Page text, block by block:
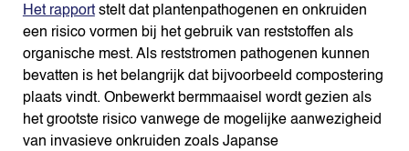
Het rapportstelt dat plantenpathogenen en onkruiden
een risico vormen bij het gebruik van reststoffen als
organische mest. Als reststromen pathogenen kunnen
bevatten is het belangrijk dat bijvoorbeeld compostering
plaats vindt. Onbewerkt bermmaaisel wordt gezien als
het grootste risico vanwege de mogelijke aanwezigheid
van invasieve onkruiden zoals Japanse